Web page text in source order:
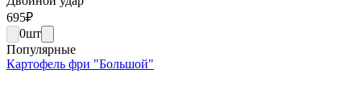
695₽
0шт
Популярные
Картофель фри "Большой"